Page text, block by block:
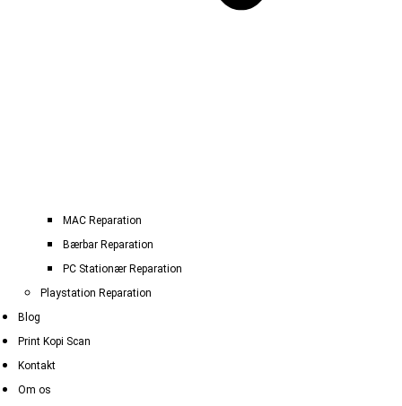
MAC Reparation
Bærbar Reparation
PC Stationær Reparation
Playstation Reparation
Blog
Print Kopi Scan
Kontakt
Om os